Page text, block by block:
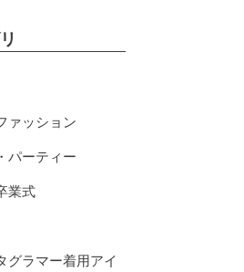
ァッション
パーティー
業式
グラマー着用アイ